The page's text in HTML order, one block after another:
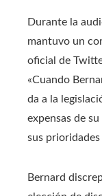
Durante la
mantuvo un
oficial de
«Cuando
da a la
expensas de
sus
Bernard